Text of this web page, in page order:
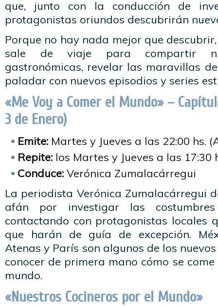
que, junto con la conducción de
protagonistas oriundos descubrirán
Porque no hay nada mejor que
sale de viaje para compartir
gastronómicas, revelar las maravillas
paladar con nuevos episodios y series
«Me Voy a Comer el Mundo» –
3 de Enero)
Emite: Martes y Jueves a las 22:00 hs.
Repite: los Martes y Jueves a las 17:30
Conduce: Verónica Zumalacárregui
La periodista Verónica Zumalacárregui
afán por investigar las
contactando con protagonistas locales
que harán de guía de excepción.
Atenas y París son algunos de los
conocer de primera mano cómo se
mundo.
«Nuestros Cocineros por el Mundo»